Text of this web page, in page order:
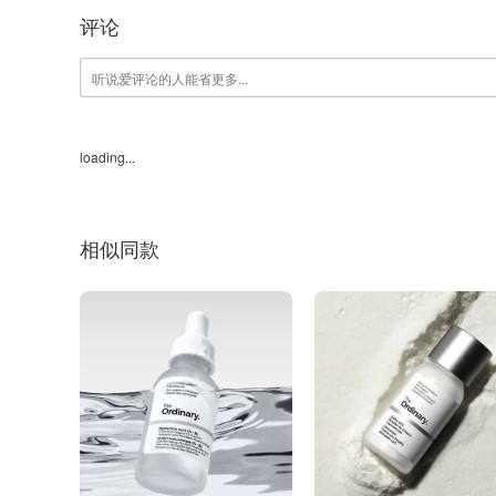
评论
loading...
相似同款